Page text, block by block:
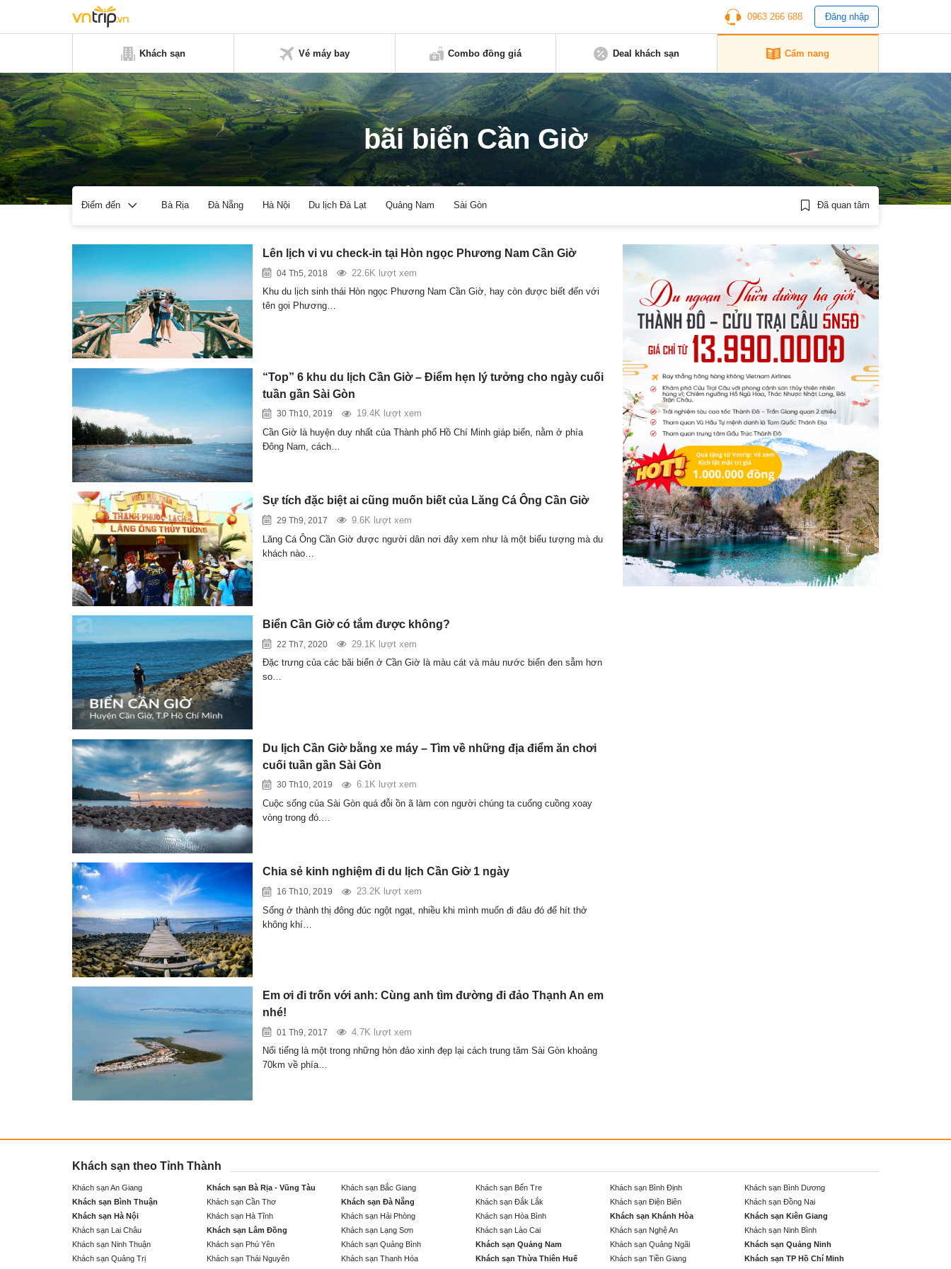
0963 266 688 Đăng nhập
Khách sạn Vé máy bay Combo đồng giá Deal khách sạn Cẩm nang
bãi biển Cần Giờ
Điểm đến Bà Rịa Đà Nẵng Hà Nội Du lịch Đà Lạt Quảng Nam Sài Gòn Đã quan tâm
Lên lịch vi vu check-in tại Hòn ngọc Phương Nam Cần Giờ
04 Th5, 2018
22.6K lượt xem
Khu du lịch sinh thái Hòn ngọc Phương Nam Cần Giờ, hay còn được biết đến với
tên gọi Phương…
“Top” 6 khu du lịch Cần Giờ – Điểm hẹn lý tưởng cho ngày cuối
tuần gần Sài Gòn
30 Th10, 2019
19.4K lượt xem
Cần Giờ là huyện duy nhất của Thành phố Hồ Chí Minh giáp biển, nằm ở phía
Đông Nam, cách…
Sự tích đặc biệt ai cũng muốn biết của Lăng Cá Ông Cần Giờ
29 Th9, 2017
9.6K lượt xem
Lăng Cá Ông Cần Giờ được người dân nơi đây xem như là một biểu tượng mà du
khách nào…
Biển Cần Giờ có tắm được không?
22 Th7, 2020
29.1K lượt xem
Đặc trưng của các bãi biển ở Cần Giờ là màu cát và màu nước biển đen sẫm hơn
so…
Du lịch Cần Giờ bằng xe máy – Tìm về những địa điểm ăn chơi
cuối tuần gần Sài Gòn
30 Th10, 2019
6.1K lượt xem
Cuộc sống của Sài Gòn quá đỗi ồn ã làm con người chúng ta cuống cuồng xoay
vòng trong đó.…
Chia sẻ kinh nghiệm đi du lịch Cần Giờ 1 ngày
16 Th10, 2019
23.2K lượt xem
Sống ở thành thị đông đúc ngột ngạt, nhiều khi mình muốn đi đâu đó để hít thở
không khí…
Em ơi đi trốn với anh: Cùng anh tìm đường đi đảo Thạnh An em
nhé!
01 Th9, 2017
4.7K lượt xem
Nổi tiếng là một trong những hòn đảo xinh đẹp lại cách trung tâm Sài Gòn khoảng
70km về phía…
Khách sạn theo Tỉnh Thành
Khách sạn An Giang Khách sạn Bà Rịa - Vũng Tàu Khách sạn Bắc Giang Khách sạn Bến Tre Khách sạn Bình Định
Khách sạn Bình Dương
Khách sạn Bình Thuận
Khách sạn Cần Thơ Khách sạn Đà Nẵng Khách sạn Đắk Lắk Khách sạn Điện Biên
Khách sạn Đồng Nai
Khách sạn Hà Nội
Khách sạn Hà Tĩnh Khách sạn Hải Phòng Khách sạn Hòa Bình Khách sạn Khánh Hòa
Khách sạn Kiên Giang
Khách sạn Lai Châu
Khách sạn Lâm Đồng Khách sạn Lạng Sơn Khách sạn Lào Cai Khách sạn Nghệ An
Khách sạn Ninh Bình
Khách sạn Ninh Thuận
Khách sạn Phú Yên Khách sạn Quảng Bình Khách sạn Quảng Nam Khách sạn Quảng Ngãi
Khách sạn Quảng Ninh
Khách sạn Quảng Trị
Khách sạn Thái Nguyên Khách sạn Thanh Hóa Khách sạn Thừa Thiên Huế Khách sạn Tiền Giang
Khách sạn TP Hồ Chí Minh